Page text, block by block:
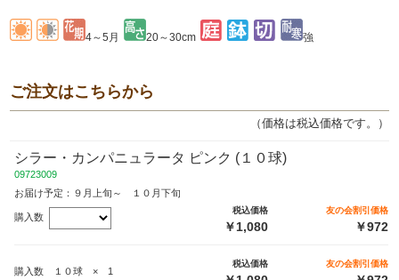
4～5月 20～30cm 強
ご注文はこちらから
（価格は税込価格です。）
シラー・カンパニュラータ ピンク (１０球)
09723009
お届け予定：９月上旬～ １０月下旬
購入数
税込価格
￥1,080
友の会割引価格
￥972
購入数 １０球 × 1
税込価格 友の会割引価格